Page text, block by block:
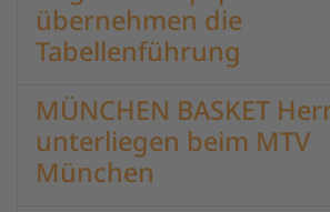
übernehmen die
Tabellenführung
MÜNCHEN BASKET
unterliegen beim MTV
München